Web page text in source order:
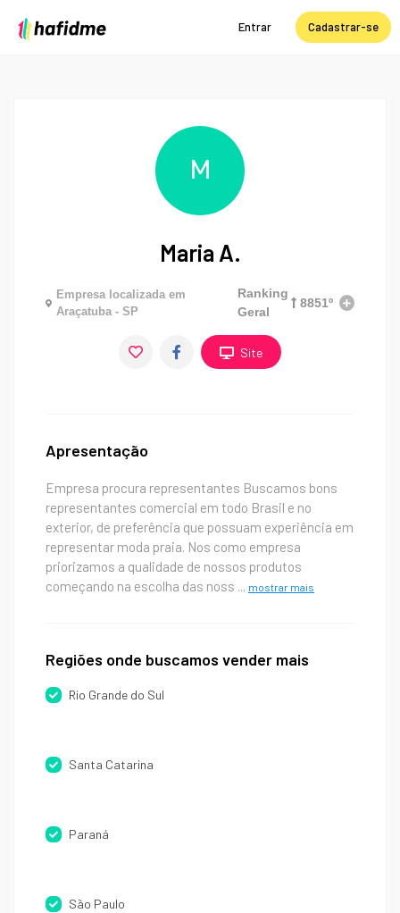
Entrar Cadastrar-se
M
Maria A.
Empresa localizada em
Araçatuba - SP
Ranking
Geral
8851º
Site
Apresentação
Empresa procura representantes Buscamos bons
representantes comercial em todo Brasil e no
exterior, de preferência que possuam experiência em
representar moda praia. Nos como empresa
priorizamos a qualidade de nossos produtos
começando na escolha das noss ... mostrar mais
Regiões onde buscamos vender mais
Rio Grande do Sul
Santa Catarina
Paraná
São Paulo